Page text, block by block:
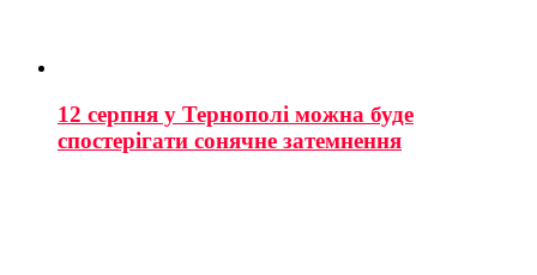
12 серпня у Тернополі можна буде
спостерігати сонячне затемнення